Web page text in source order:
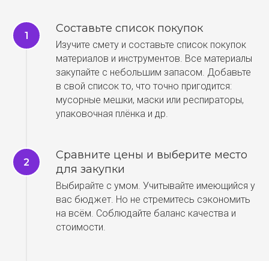
Составьте список покупок
Изучите смету и составьте список покупок
материалов и инструментов. Все материалы
закупайте с небольшим запасом. Добавьте
в свой список то, что точно пригодится:
мусорные мешки, маски или респираторы,
упаковочная плёнка и др.
Сравните цены и выберите место
для закупки
Выбирайте с умом. Учитывайте имеющийся у
вас бюджет. Но не стремитесь сэкономить
на всём. Соблюдайте баланс качества и
стоимости.